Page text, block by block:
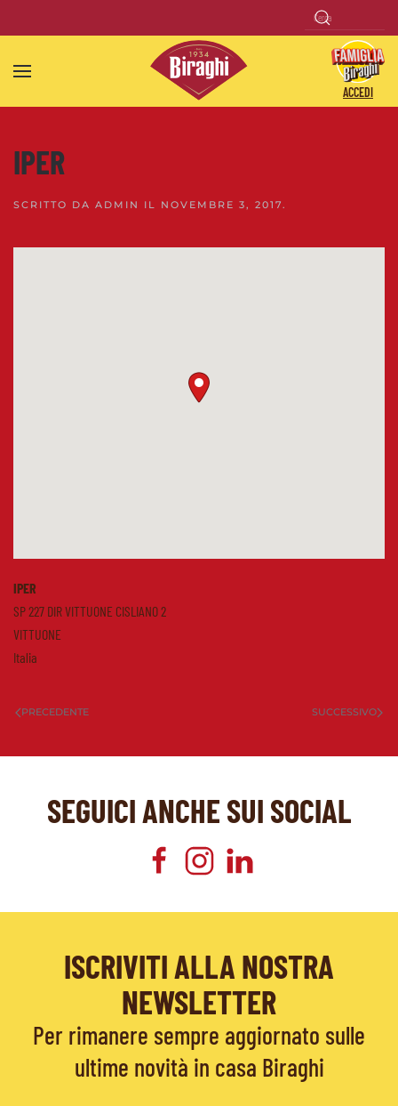
Skip to main content
ACCEDI
IPER
SCRITTO DA ADMIN IL NOVEMBRE 3, 2017.
IPER
SP 227 DIR VITTUONE CISLIANO 2
VITTUONE
Italia
PRECEDENTE SUCCESSIVO
SEGUICI ANCHE SUI SOCIAL
ISCRIVITI ALLA NOSTRA
NEWSLETTER
Per rimanere sempre aggiornato sulle
ultime novità in casa Biraghi